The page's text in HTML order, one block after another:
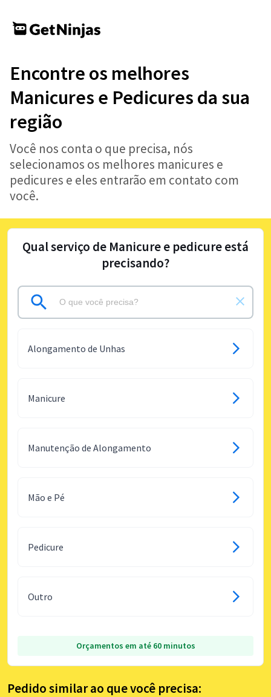
Encontre os melhores
Manicures e Pedicures da sua
região
Você nos conta o que precisa, nós
selecionamos os melhores manicures e
pedicures e eles entrarão em contato com
você.
Qual serviço de Manicure e pedicure está
precisando?
Alongamento de Unhas
Manicure
Manutenção de Alongamento
Mão e Pé
Pedicure
Outro
Orçamentos em até 60 minutos
Pedido similar ao que você precisa: